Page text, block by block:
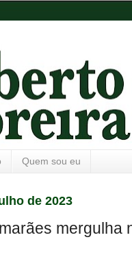
Quem sou eu
de 2023
mergulha